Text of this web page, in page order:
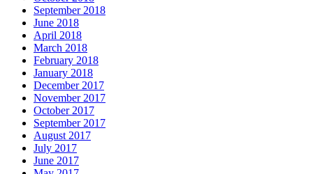
September 2018
June 2018
April 2018
March 2018
February 2018
January 2018
December 2017
November 2017
October 2017
September 2017
August 2017
July 2017
June 2017